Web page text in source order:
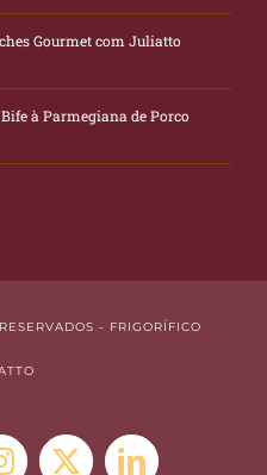
Gourmet com Juliatto
à Parmegiana de Porco
- FRIGORÍFICO